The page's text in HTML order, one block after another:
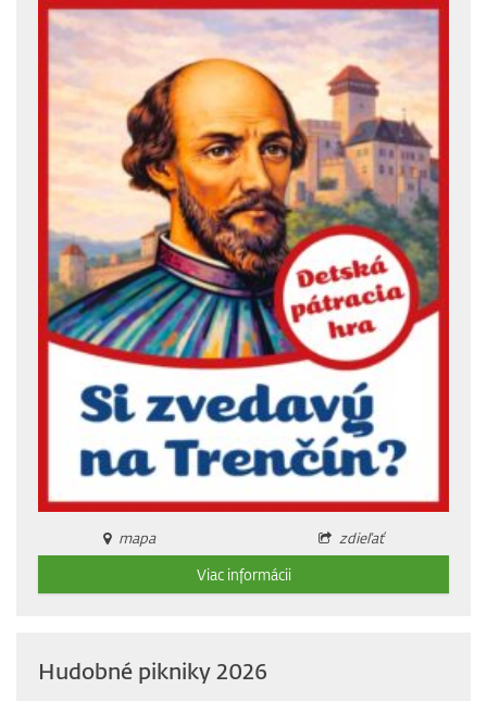
mapa
zdieľať
Viac informácii
Hudobné pikniky 2026